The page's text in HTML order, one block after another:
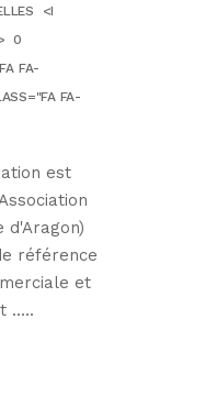
<I
0
FA-
FA-
est
d'Aragon)
référence
et
.....